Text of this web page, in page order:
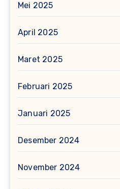
Mei 2025
April 2025
Maret 2025
Februari 2025
Januari 2025
Desember 2024
November 2024